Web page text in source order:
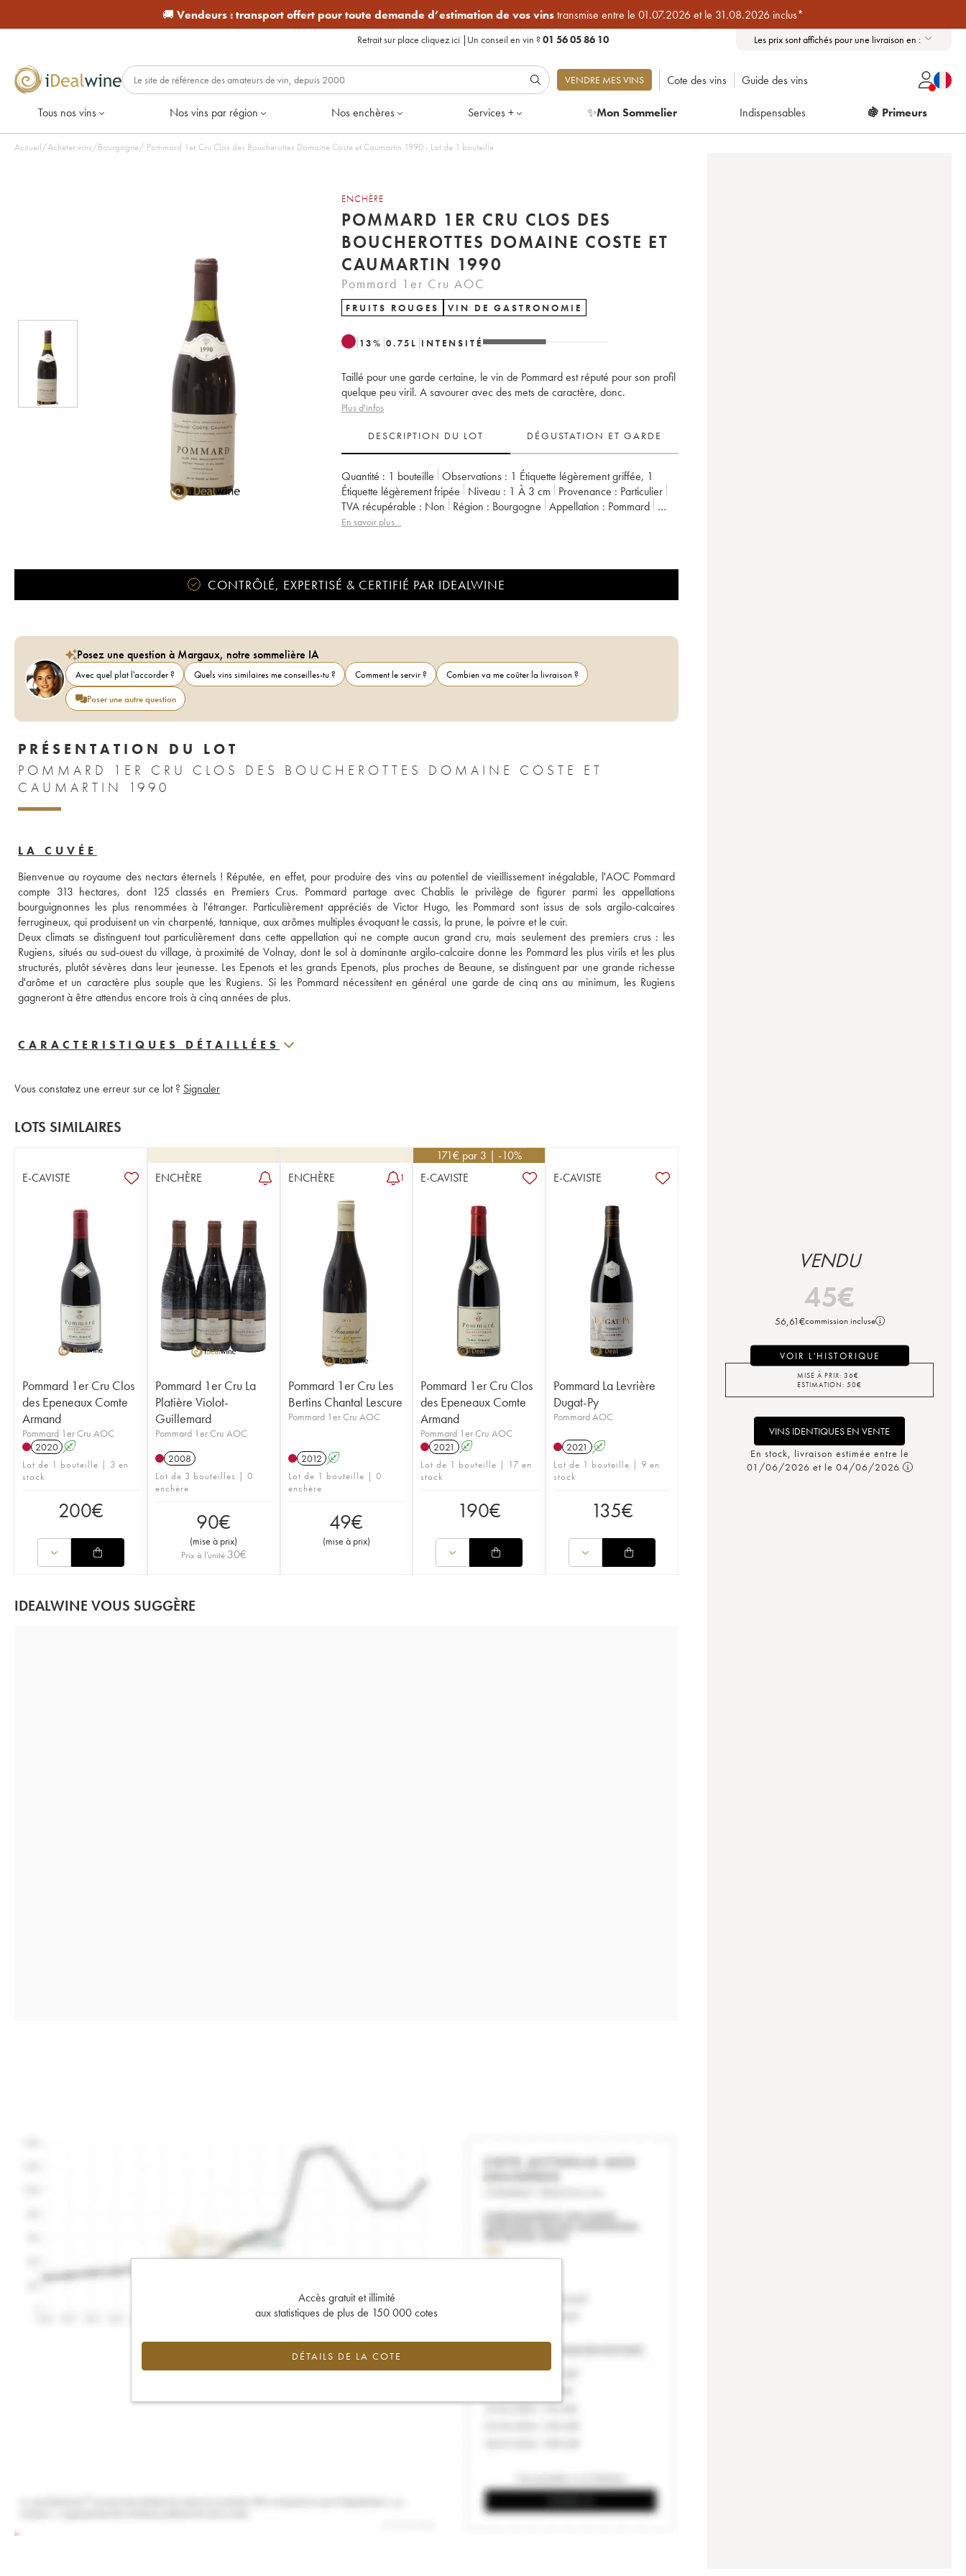
🚚 Vendeurs :transport offert pour toute demande d’estimation de vos vinstransmise entre le 01.07.2026 et le 31.08.2026 inclus*
Retrait sur place cliquez ici | Un conseil en vin ?01 56 05 86 10 Les prix sont affichés pour une livraison en :
VENDRE MES VINS Cote des vins Guide des vins
Tous nos vins Nos vins par région Nos enchères Services + ✨Mon Sommelier Indispensables 🍇 Primeurs
Accueil/Acheter vins/Bourgogne/ Pommard 1er Cru Clos des Boucherottes Domaine Coste et Caumartin 1990 - Lot de 1 bouteille
ENCHÈRE
POMMARD 1ER CRU CLOS DES
BOUCHEROTTES DOMAINE COSTE ET
CAUMARTIN 1990
Pommard 1er Cru AOC
FRUITS ROUGES VIN DE GASTRONOMIE
13% 0.75 L INTENSITÉ
Taillé pour une garde certaine, le vin de Pommard est réputé pour son profil
quelque peu viril. A savourer avec des mets de caractère, donc.
Plus d'infos
DESCRIPTION DU LOT DÉGUSTATION ET GARDE
Quantité : 1 bouteille Observations : 1 Étiquette légèrement griffée, 1
Étiquette légèrement fripée
Niveau : 1 À 3 cm Provenance : particulier
TVA récupérable :
non Région : Bourgogne Appellation : Pommard
Classement :
En savoir plus...
CONTRÔLÉ, EXPERTISÉ & CERTIFIÉ PAR IDEALWINE
Posez une question à Margaux, notre sommelière IA
Avec quel plat l'accorder ? Quels vins similaires me conseilles-tu ? Comment le servir ?
Combien va me coûter la livraison ?
Poser une autre question
PRÉSENTATION DU LOT
POMMARD 1ER CRU CLOS DES BOUCHEROTTES DOMAINE COSTE ET
CAUMARTIN 1990
LA CUVÉE
Bienvenue au royaume des nectars éternels ! Réputée, en effet, pour produire des vins au potentiel de vieillissement inégalable, l'AOC Pommard
compte 313 hectares, dont 125 classés en Premiers Crus. Pommard partage avec Chablis le privilège de figurer parmi les appellations
bourguignonnes les plus renommées à l'étranger. Particulièrement appréciés de Victor Hugo, les Pommard sont issus de sols argilo-calcaires
ferrugineux, qui produisent un vin charpenté, tannique, aux arômes multiples évoquant le cassis, la prune, le poivre et le cuir.
Deux climats se distinguent tout particulièrement dans cette appellation qui ne compte aucun grand cru, mais seulement des premiers crus : les
Rugiens, situés au sud-ouest du village, à proximité de Volnay, dont le sol à dominante argilo-calcaire donne les Pommard les plus virils et les plus
structurés, plutôt sévères dans leur jeunesse. Les Epenots et les grands Epenots, plus proches de Beaune, se distinguent par une grande richesse
d'arôme et un caractère plus souple que les Rugiens. Si les Pommard nécessitent en général une garde de cinq ans au minimum, les Rugiens
gagneront à être attendus encore trois à cinq années de plus.
CARACTERISTIQUES DÉTAILLÉES
Vous constatez une erreur sur ce lot ? Signaler
LOTS SIMILAIRES
E-CAVISTE
Pommard 1er Cru Clos
des Epeneaux Comte
Armand
Pommard 1er Cru AOC
2020 A
Lot de 1 bouteille | 3 en
stock
200€
ENCHÈRE
Pommard 1er Cru La
Platière Violot-
Guillemard
Pommard 1er Cru AOC
2008
Lot de 3 bouteilles | 0
enchère
90€
(mise à prix)
Prix à l'unité 30€
ENCHÈRE 1
Pommard 1er Cru Les
Bertins Chantal Lescure
Pommard 1er Cru AOC
2012 A
Lot de 1 bouteille | 0
enchère
49€
(mise à prix)
171€ par 3 | -10%
E-CAVISTE
Pommard 1er Cru Clos
des Epeneaux Comte
Armand
Pommard 1er Cru AOC
2021
A
Lot de 1 bouteille | 17 en
stock
190€
E-CAVISTE
Pommard La Levrière
Dugat-Py
Pommard AOC
2021 A
Lot de 1 bouteille | 9 en
stock
135€
IDEALWINE VOUS SUGGÈRE
Accès gratuit et illimité
aux statistiques de plus de 150 000 cotes
DÉTAILS DE LA COTE
VENDU
45€
56,61€commission incluse
VOIR L'HISTORIQUE
MISE À PRIX: 36€
ESTIMATION: 50€
VINS IDENTIQUES EN VENTE
En stock, livraison estimée entre le
01/06/2026 et le 04/06/2026